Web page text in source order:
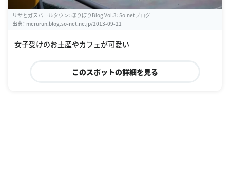
リサとガスパールタウン：ぽりぽりBlog Vol.3：So-netブログ
出典： merurun.blog.so-net.ne.jp/2013-09-21
女子受けのお土産やカフェが可愛い
このスポットの詳細を見る